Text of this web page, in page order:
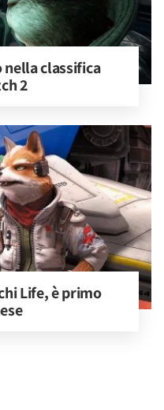
nella classifica
2
Life, è primo